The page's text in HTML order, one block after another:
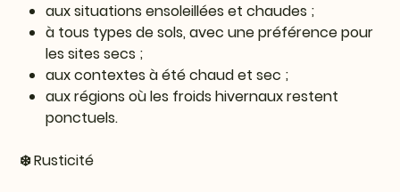
aux situations ensoleillées et chaudes ;
à tous types de sols, avec une préférence pour
les sites secs ;
aux contextes à été chaud et sec ;
aux régions où les froids hivernaux restent
ponctuels.
❄️ Rusticité